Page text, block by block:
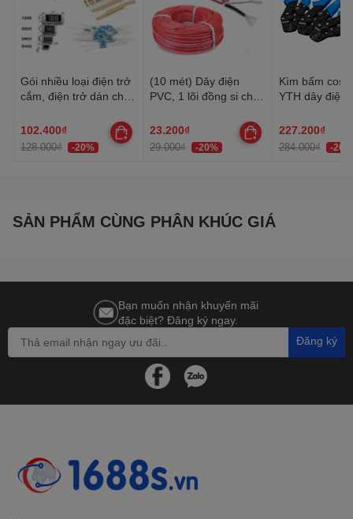
Gói nhiều loại điện trở
cắm, điện trở dán cho
102.400₫
128.000₫ -20%
(10 mét) Dây điện
PVC, 1 lõi đồng si chì,
22AWG
23.200₫
29.000₫ -20%
Kìm bấm cos
YTH dây điện
227.200₫
284.000₫ -20%
SẢN PHẨM CÙNG PHÂN KHÚC GIÁ
Bạn muốn nhận khuyến mãi
đặc biệt? Đăng ký ngay.
Đăng ký